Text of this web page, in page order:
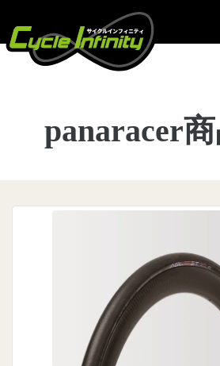
テ
panaracer